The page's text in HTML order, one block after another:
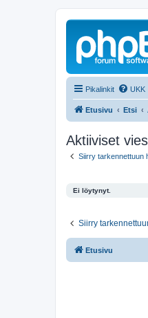
Pikalinkit UKK
Etusivu Etsi
Aktiiviset
Siirry tarkennettuun
Ei löytynyt.
Siirry
Etusivu